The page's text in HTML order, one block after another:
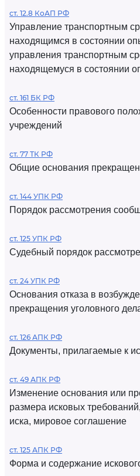
ст. 12.8 КоАП РФ
Управление транспортным
находящимся в состоянии
управления транспортным
находящемуся в состоянии
ст. 161 БК РФ
Особенности правового
учреждений
ст. 77 ТК РФ
Общие основания
ст. 144 УПК РФ
Порядок рассмотрения
ст. 125 УПК РФ
Судебный порядок
ст. 24 УПК РФ
Основания отказа в
прекращения уголовного
ст. 126 АПК РФ
Документы, прилагаемые к
ст. 49 АПК РФ
Изменение основания или
размера исковых
иска, мировое соглашение
ст. 125 АПК РФ
Форма и содержание